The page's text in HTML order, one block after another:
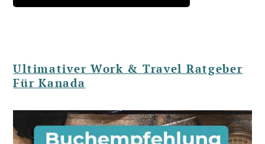
Ultimativer Work & Travel Ratgeber
Für Kanada